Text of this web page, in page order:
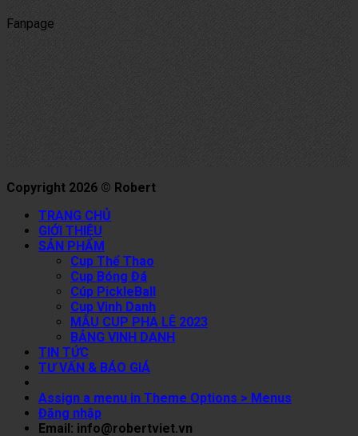
Fanpage
Copyright 2026 © Robert
TRANG CHỦ
GIỚI THIỆU
SẢN PHẨM
Cup Thể Thao
Cup Bóng Đá
Cúp PickleBall
Cup Vinh Danh
MẪU CUP PHA LÊ 2023
BẢNG VINH DANH
TIN TỨC
TƯ VẤN & BÁO GIÁ
Assign a menu in Theme Options > Menus
Đăng nhập
Email: info@robertviet.vn